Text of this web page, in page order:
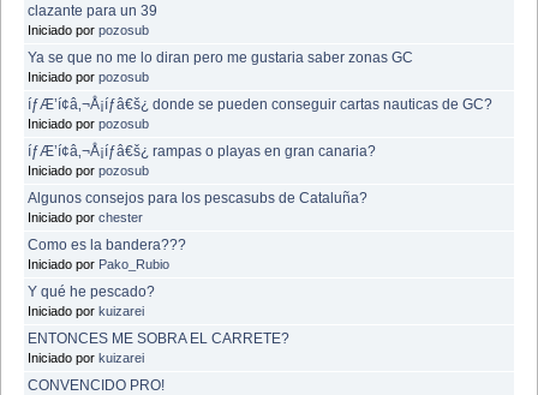
clazante para un 39
Iniciado por pozosub
Ya se que no me lo diran pero me gustaria saber zonas GC
Iniciado por pozosub
íƒÆ’í¢â‚¬Å¡íƒâ€š¿ donde se pueden conseguir cartas nauticas de GC?
Iniciado por pozosub
íƒÆ’í¢â‚¬Å¡íƒâ€š¿ rampas o playas en gran canaria?
Iniciado por pozosub
Algunos consejos para los pescasubs de Cataluña?
Iniciado por chester
Como es la bandera???
Iniciado por Pako_Rubio
Y qué he pescado?
Iniciado por kuizarei
ENTONCES ME SOBRA EL CARRETE?
Iniciado por kuizarei
CONVENCIDO PRO!